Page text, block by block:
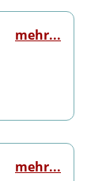
mehr...
mehr...